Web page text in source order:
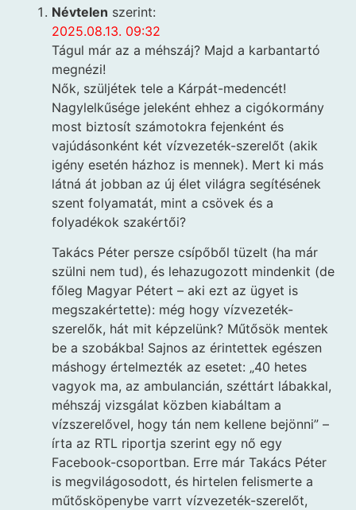
Névtelen szerint:
2025.08.13. 09:32
Tágul már az a méhszáj? Majd a karbantartó
megnézi!
Nők, szüljétek tele a Kárpát-medencét!
Nagylelkűsége jeleként ehhez a cigókormány
most biztosít számotokra fejenként és
vajúdásonként két vízvezeték-szerelőt (akik
igény esetén házhoz is mennek). Mert ki más
látná át jobban az új élet világra segítésének
szent folyamatát, mint a csövek és a
folyadékok szakértői?
Takács Péter persze csípőből tüzelt (ha már
szülni nem tud), és lehazugozott mindenkit (de
főleg Magyar Pétert – aki ezt az ügyet is
megszakértette): még hogy vízvezeték-
szerelők, hát mit képzelünk? Műtősök mentek
be a szobákba! Sajnos az érintettek egészen
máshogy értelmezték az esetet: „40 hetes
vagyok ma, az ambulancián, széttárt lábakkal,
méhszáj vizsgálat közben kiabáltam a
vízszerelővel, hogy tán nem kellene bejönni” –
írta az RTL riportja szerint egy nő egy
Facebook-csoportban. Erre már Takács Péter
is megvilágosodott, és hirtelen felismerte a
műtősköpenybe varrt vízvezeték-szerelőt,